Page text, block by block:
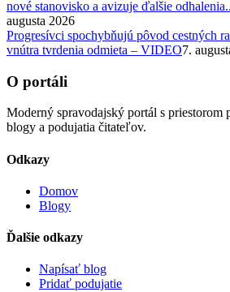
nové stanovisko a avizuje ďalšie
augusta 2026
Progresívci spochybňujú pôvod cestných
vnútra tvrdenia odmieta – VIDEO7.
O portáli
Moderný spravodajský portál s priestorom
blogy a podujatia čitateľov.
Odkazy
Domov
Blogy
Ďalšie odkazy
Napísať blog
Pridať podujatie